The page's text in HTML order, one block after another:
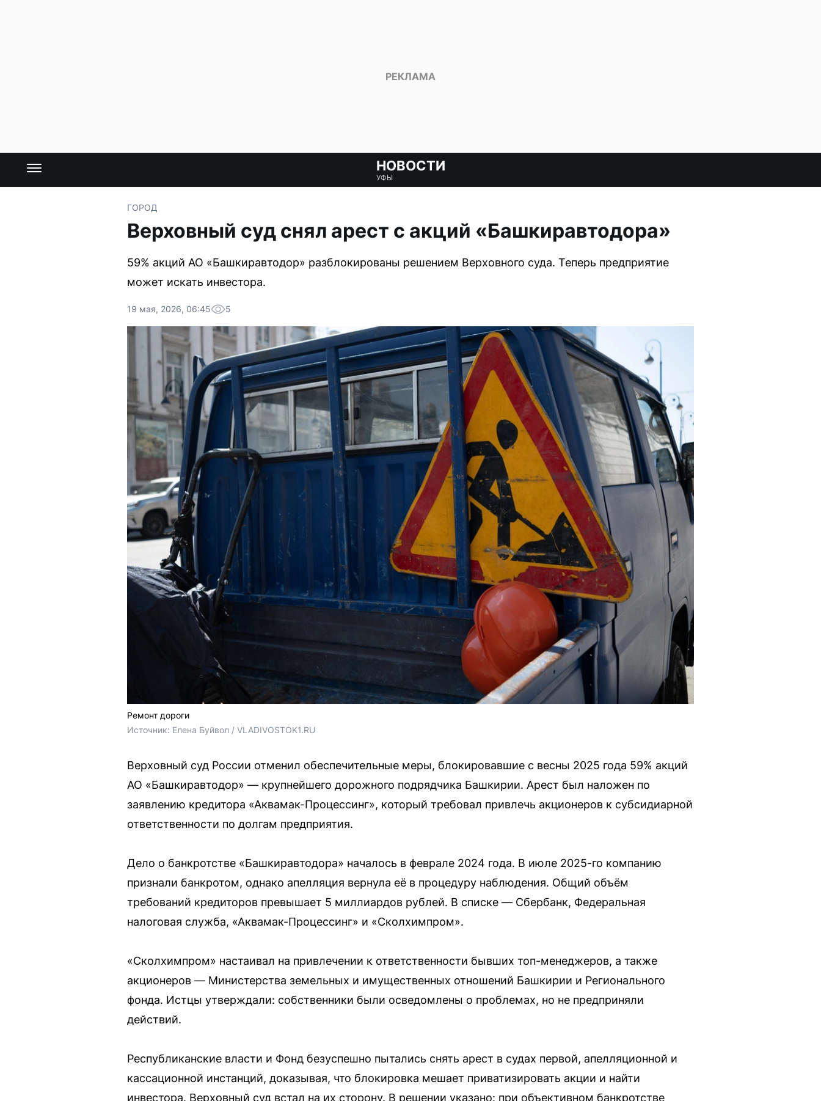
НОВОСТИ
УФЫ
ГОРОД
Верховный суд снял арест с акций «Башкиравтодора»
59% акций АО «Башкиравтодор» разблокированы решением Верховного суда. Теперь предприятие
может искать инвестора.
19 мая, 2026, 06:45 5
Ремонт дороги
Источник: Елена Буйвол / VLADIVOSTOK1.RU
Верховный суд России отменил обеспечительные меры, блокировавшие с весны 2025 года 59% акций
АО «Башкиравтодор» — крупнейшего дорожного подрядчика Башкирии. Арест был наложен по
заявлению кредитора «Аквамак-Процессинг», который требовал привлечь акционеров к субсидиарной
ответственности по долгам предприятия.
Дело о банкротстве «Башкиравтодора» началось в феврале 2024 года. В июле 2025-го компанию
признали банкротом, однако апелляция вернула её в процедуру наблюдения. Общий объём
требований кредиторов превышает 5 миллиардов рублей. В списке — Сбербанк, Федеральная
налоговая служба, «Аквамак-Процессинг» и «Сколхимпром».
«Сколхимпром» настаивал на привлечении к ответственности бывших топ-менеджеров, а также
акционеров — Министерства земельных и имущественных отношений Башкирии и Регионального
фонда. Истцы утверждали: собственники были осведомлены о проблемах, но не предприняли
действий.
Республиканские власти и Фонд безуспешно пытались снять арест в судах первой, апелляционной и
кассационной инстанций, доказывая, что блокировка мешает приватизировать акции и найти
инвестора. Верховный суд встал на их сторону. В решении указано: при объективном банкротстве